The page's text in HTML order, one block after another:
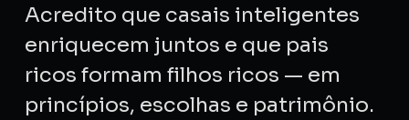
Acredito que casais inteligentes
enriquecem juntos e que pais
ricos formam filhos ricos — em
princípios, escolhas e patrimônio.